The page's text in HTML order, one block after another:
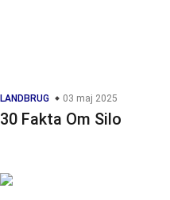
LANDBRUG 03 maj 2025
30 Fakta Om Silo